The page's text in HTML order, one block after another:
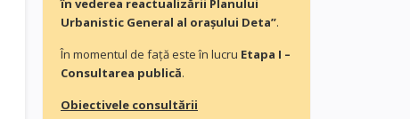
în vederea reactualizării Planului
Urbanistic General al orașului Deta”.
În momentul de faţă este în lucru Etapa I –
Consultarea publică.
Obiectivele consultării